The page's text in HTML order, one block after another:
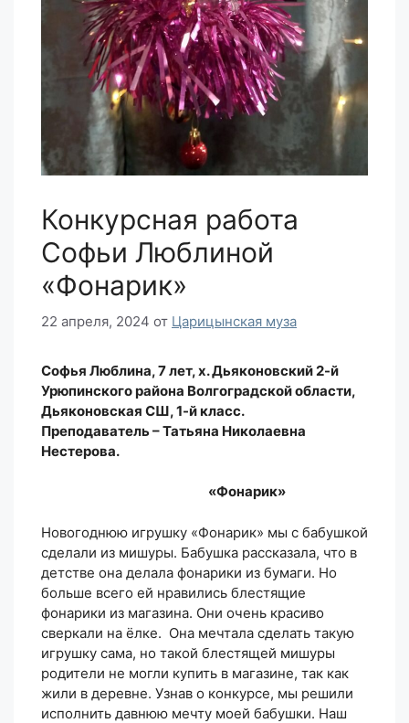
Конкурсная работа
Софьи Люблиной
«Фонарик»
22 апреля, 2024 от Царицынская муза
Софья Люблина, 7 лет, х. Дьяконовский 2-й
Урюпинского района Волгоградской области,
Дьяконовская СШ, 1-й класс.
Преподаватель – Татьяна Николаевна
Нестерова.
«Фонарик»
Новогоднюю игрушку «Фонарик» мы с бабушкой
сделали из мишуры. Бабушка рассказала, что в
детстве она делала фонарики из бумаги. Но
больше всего ей нравились блестящие
фонарики из магазина. Они очень красиво
сверкали на ёлке. Она мечтала сделать такую
игрушку сама, но такой блестящей мишуры
родители не могли купить в магазине, так как
жили в деревне. Узнав о конкурсе, мы решили
исполнить давнюю мечту моей бабушки. Наш